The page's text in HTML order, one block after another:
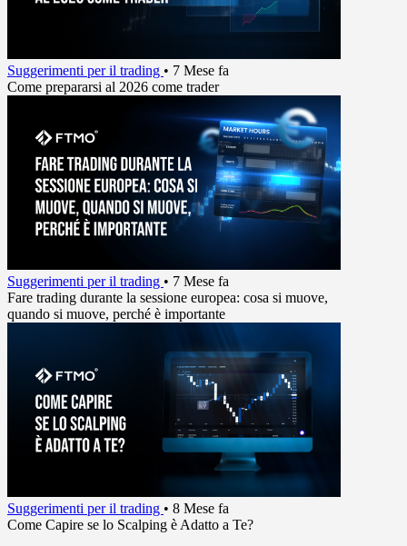
Suggerimenti per il trading • 7 Mese fa
Come prepararsi al 2026 come trader
Suggerimenti per il trading • 7 Mese fa
Fare trading durante la sessione europea: cosa si muove,
quando si muove, perché è importante
Suggerimenti per il trading • 8 Mese fa
Come Capire se lo Scalping è Adatto a Te?